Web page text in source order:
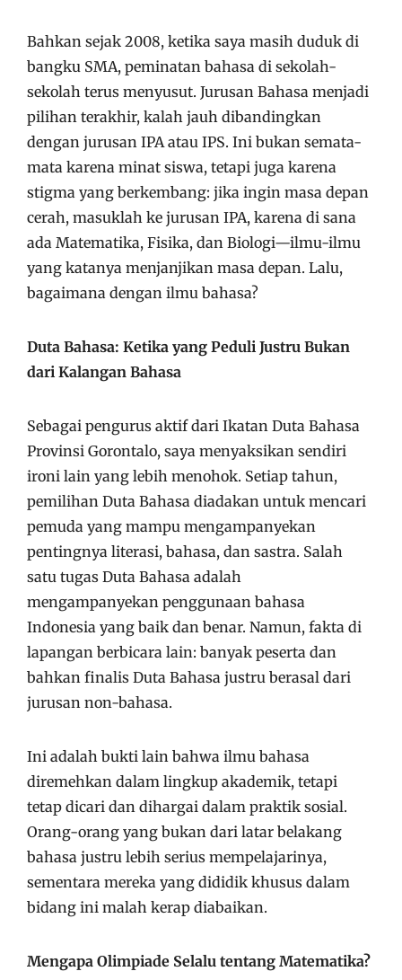
Bahkan sejak 2008, ketika saya masih duduk di
bangku SMA, peminatan bahasa di sekolah-
sekolah terus menyusut. Jurusan Bahasa menjadi
pilihan terakhir, kalah jauh dibandingkan
dengan jurusan IPA atau IPS. Ini bukan semata-
mata karena minat siswa, tetapi juga karena
stigma yang berkembang: jika ingin masa depan
cerah, masuklah ke jurusan IPA, karena di sana
ada Matematika, Fisika, dan Biologi—ilmu-ilmu
yang katanya menjanjikan masa depan. Lalu,
bagaimana dengan ilmu bahasa?
Duta Bahasa: Ketika yang Peduli Justru Bukan
dari Kalangan Bahasa
Sebagai pengurus aktif dari Ikatan Duta Bahasa
Provinsi Gorontalo, saya menyaksikan sendiri
ironi lain yang lebih menohok. Setiap tahun,
pemilihan Duta Bahasa diadakan untuk mencari
pemuda yang mampu mengampanyekan
pentingnya literasi, bahasa, dan sastra. Salah
satu tugas Duta Bahasa adalah
mengampanyekan penggunaan bahasa
Indonesia yang baik dan benar. Namun, fakta di
lapangan berbicara lain: banyak peserta dan
bahkan finalis Duta Bahasa justru berasal dari
jurusan non-bahasa.
Ini adalah bukti lain bahwa ilmu bahasa
diremehkan dalam lingkup akademik, tetapi
tetap dicari dan dihargai dalam praktik sosial.
Orang-orang yang bukan dari latar belakang
bahasa justru lebih serius mempelajarinya,
sementara mereka yang dididik khusus dalam
bidang ini malah kerap diabaikan.
Mengapa Olimpiade Selalu tentang Matematika?